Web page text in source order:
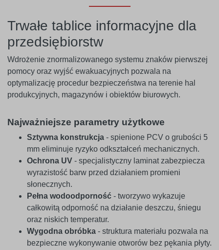
Trwałe tablice informacyjne dla
przedsiębiorstw
Wdrożenie znormalizowanego systemu znaków pierwszej
pomocy oraz wyjść ewakuacyjnych pozwala na
optymalizację procedur bezpieczeństwa na terenie hal
produkcyjnych, magazynów i obiektów biurowych.
Najważniejsze parametry użytkowe
Sztywna konstrukcja - spienione PCV o grubości 5
mm eliminuje ryzyko odkształceń mechanicznych.
Ochrona UV - specjalistyczny laminat zabezpiecza
wyrazistość barw przed działaniem promieni
słonecznych.
Pełna wodoodporność - tworzywo wykazuje
całkowitą odporność na działanie deszczu, śniegu
oraz niskich temperatur.
Wygodna obróbka - struktura materiału pozwala na
bezpieczne wykonywanie otworów bez pękania płyty.